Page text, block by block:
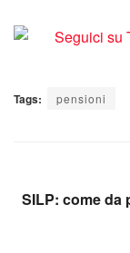
Tags: pensioni
SILP: come da